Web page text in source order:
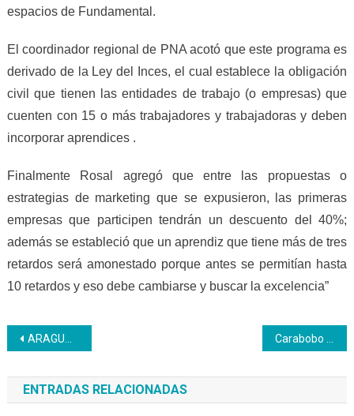
espacios de Fundamental.
El coordinador regional de PNA acotó que este programa es
derivado de la Ley del Inces, el cual establece la obligación
civil que tienen las entidades de trabajo (o empresas) que
cuenten con 15 o más trabajadores y trabajadoras y deben
incorporar aprendices .
Finalmente Rosal agregó que entre las propuestas o
estrategias de marketing que se expusieron, las primeras
empresas que participen tendrán un descuento del 40%;
además se estableció que un aprendiz que tiene más de tres
retardos será amonestado porque antes se permitían hasta
10 retardos y eso debe cambiarse y buscar la excelencia”
Navegación
de
entradas
ARAGUA | En vísperas del cierre de actividades los FET dan muestra de sus frutos
ENTRADAS RELACIONADAS